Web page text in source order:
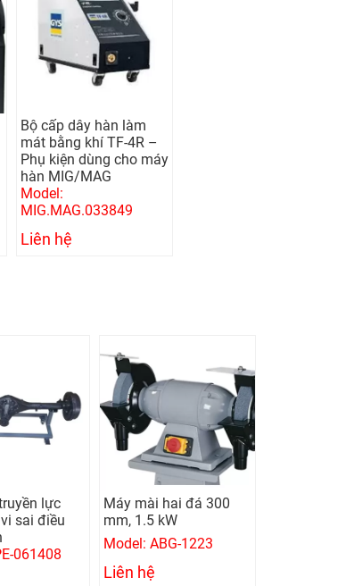
Bộ cấp dây hàn làm
mát bằng khí TF-4R –
Phụ kiện dùng cho máy
hàn MIG/MAG
Model:
MIG.MAG.033849
Liên hệ
lực
sai điều
061408
Máy mài hai đá 300
mm, 1.5 kW
Model: ABG-1223
Liên hệ